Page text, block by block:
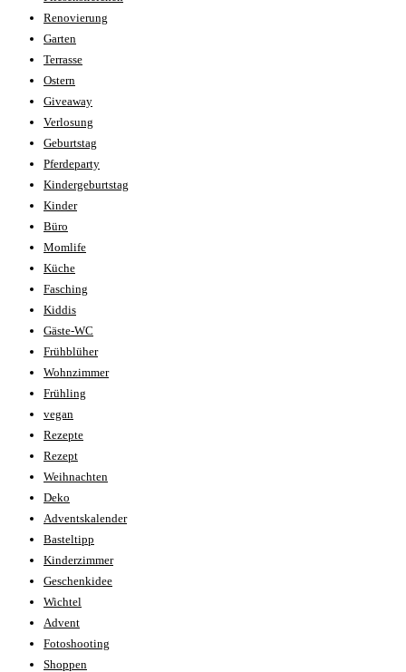
Renovierung
Garten
Terrasse
Ostern
Giveaway
Verlosung
Geburtstag
Pferdeparty
Kindergeburtstag
Kinder
Büro
Momlife
Küche
Fasching
Kiddis
Gäste-WC
Frühblüher
Wohnzimmer
Frühling
vegan
Rezepte
Rezept
Weihnachten
Deko
Adventskalender
Basteltipp
Kinderzimmer
Geschenkidee
Wichtel
Advent
Fotoshooting
Shoppen